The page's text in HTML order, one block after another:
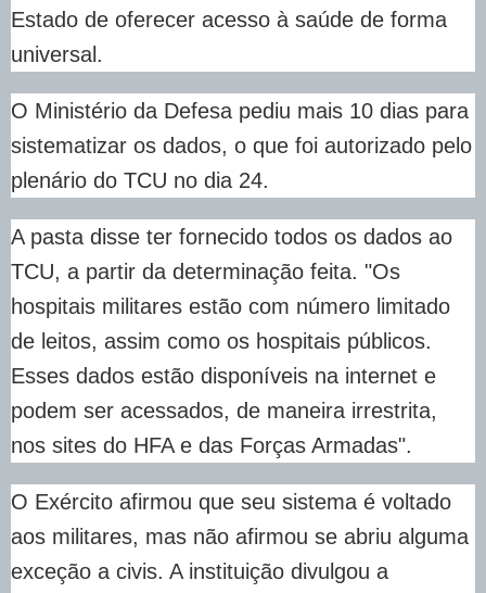
Estado de oferecer acesso à saúde de forma
universal.
O Ministério da Defesa pediu mais 10 dias para
sistematizar os dados, o que foi autorizado pelo
plenário do TCU no dia 24.
A pasta disse ter fornecido todos os dados ao
TCU, a partir da determinação feita. "Os
hospitais militares estão com número limitado
de leitos, assim como os hospitais públicos.
Esses dados estão disponíveis na internet e
podem ser acessados, de maneira irrestrita,
nos sites do HFA e das Forças Armadas".
O Exército afirmou que seu sistema é voltado
aos militares, mas não afirmou se abriu alguma
exceção a civis. A instituição divulgou a